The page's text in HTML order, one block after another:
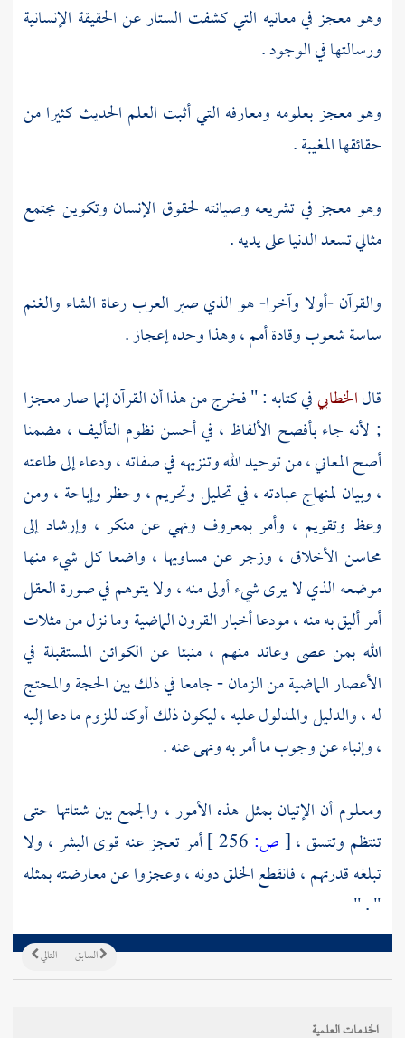
وهو معجز في معانيه التي كشفت الستار عن الحقيقة الإنسانية
ورسالتها في الوجود .
وهو معجز بعلومه ومعارفه التي أثبت العلم الحديث كثيرا من
حقائقها المغيبة .
وهو معجز في تشريعه وصيانته لحقوق الإنسان وتكوين مجتمع
مثالي تسعد الدنيا على يديه .
والقرآن -أولا وآخرا- هو الذي صير العرب رعاة الشاء والغنم
ساسة شعوب وقادة أمم ، وهذا وحده إعجاز .
قالالخطابيفي كتابه : " فخرج من هذا أن القرآن إنما صار معجزا
; لأنه جاء بأفصح الألفاظ ، في أحسن نظوم التأليف ، مضمنا
أصح المعاني ، من توحيد الله وتنزيهه في صفاته ، ودعاء إلى طاعته
، وبيان لمنهاج عبادته ، في تحليل وتحريم ، وحظر وإباحة ، ومن
وعظ وتقويم ، وأمر بمعروف ونهي عن منكر ، وإرشاد إلى
محاسن الأخلاق ، وزجر عن مساويها ، واضعا كل شيء منها
موضعه الذي لا يرى شيء أولى منه ، ولا يتوهم في صورة العقل
أمر أليق به منه ، مودعا أخبار القرون الماضية وما نزل من مثلات
الله بمن عصى وعاند منهم ، منبئا عن الكوائن المستقبلة في
الأعصار الماضية من الزمان - جامعا في ذلك بين الحجة والمحتج
له ، والدليل والمدلول عليه ، ليكون ذلك أوكد للزوم ما دعا إليه
، وإنباء عن وجوب ما أمر به ونهى عنه .
ومعلوم أن الإتيان بمثل هذه الأمور ، والجمع بين شتاتها حتى
تنتظم وتتسق ،[ص:
أمر تعجز عنه قوى البشر ، ولا
تبلغه قدرتهم ، فانقطع الخلق دونه ، وعجزوا عن معارضته بمثله
" . "
التالي السابق
الخدمات العلمية